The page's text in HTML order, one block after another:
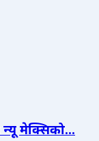
मेक्सिको...